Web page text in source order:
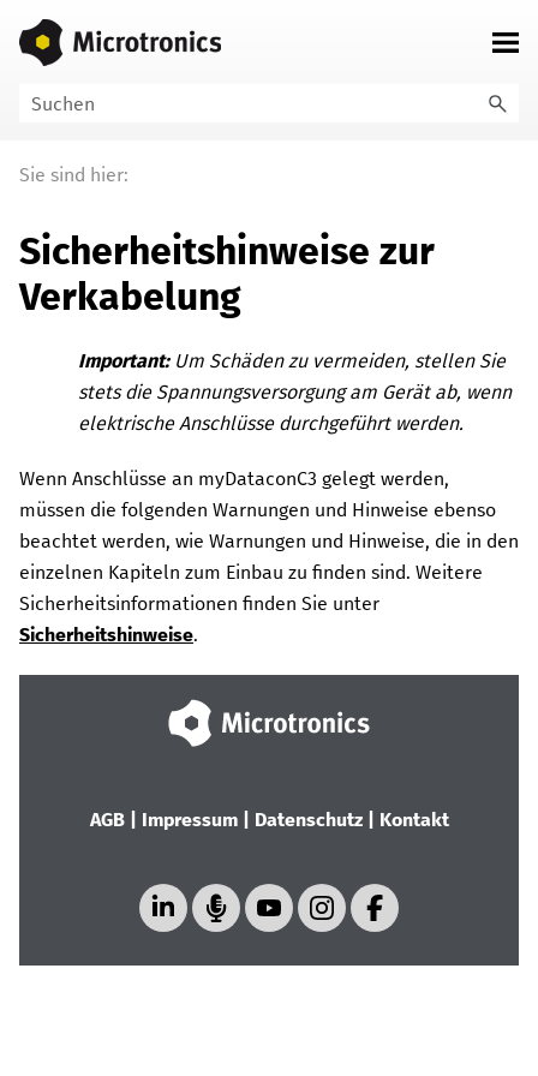
Zu Hauptinhalt springen
Sie sind hier:
Sicherheitshinweise zur
Verkabelung
Important: Um Schäden zu vermeiden, stellen Sie
stets die Spannungsversorgung am Gerät ab, wenn
elektrische Anschlüsse durchgeführt werden.
Wenn Anschlüsse an myDataconC3 gelegt werden,
müssen die folgenden Warnungen und Hinweise ebenso
beachtet werden, wie Warnungen und Hinweise, die in den
einzelnen Kapiteln zum Einbau zu finden sind. Weitere
Sicherheitsinformationen finden Sie unter
Sicherheitshinweise.
AGB| Impressum| Datenschutz| Kontakt